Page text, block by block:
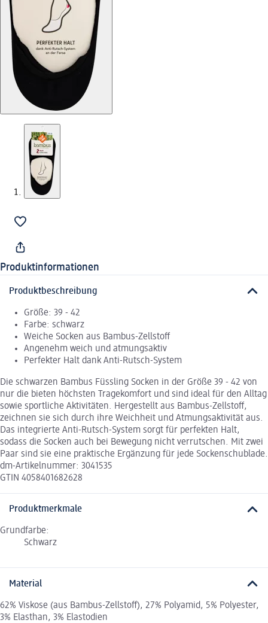
Produktinformationen
Produktbeschreibung
Größe: 39 - 42
Farbe: schwarz
Weiche Socken aus Bambus-Zellstoff
Angenehm weich und atmungsaktiv
Perfekter Halt dank Anti-Rutsch-System
Die schwarzen Bambus Füssling Socken in der Größe 39 - 42 von
nur die bieten höchsten Tragekomfort und sind ideal für den Alltag
sowie sportliche Aktivitäten. Hergestellt aus Bambus-Zellstoff,
zeichnen sie sich durch ihre Weichheit und Atmungsaktivität aus.
Das integrierte Anti-Rutsch-System sorgt für perfekten Halt,
sodass die Socken auch bei Bewegung nicht verrutschen. Mit zwei
Paar sind sie eine praktische Ergänzung für jede Sockenschublade.
dm-Artikelnummer: 3041535
GTIN 4058401682628
Produktmerkmale
Grundfarbe:
Schwarz
Material
62% Viskose (aus Bambus-Zellstoff), 27% Polyamid, 5% Polyester,
3% Elasthan, 3% Elastodien